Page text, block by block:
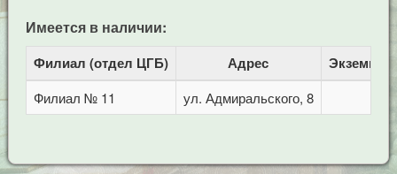
Имеется в наличии:
Филиал (отдел ЦГБ) Адрес
Филиал № 11 ул. Адмиральского, 8